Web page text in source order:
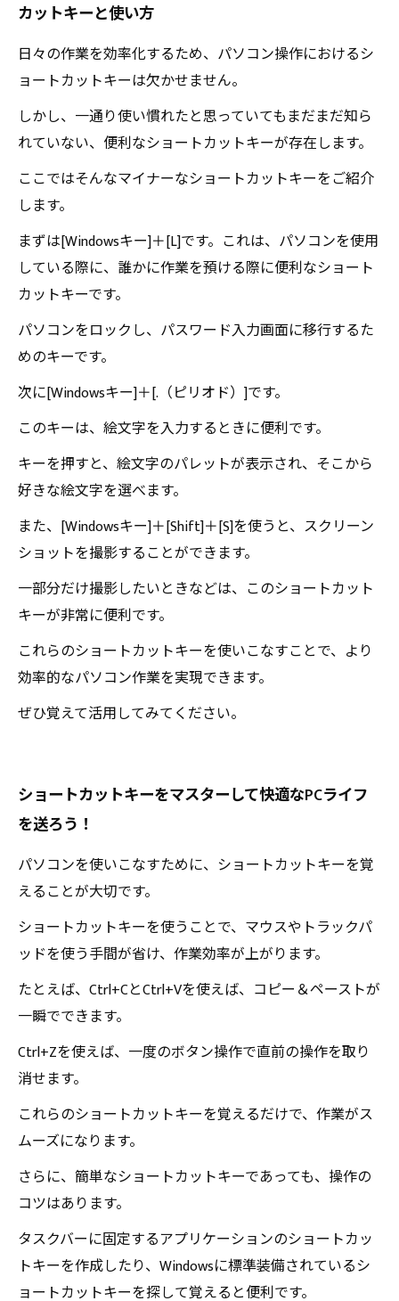
カットキーと使い方
日々の作業を効率化するため、パソコン操作におけるシ
ョートカットキーは欠かせません。
しかし、一通り使い慣れたと思っていてもまだまだ知ら
れていない、便利なショートカットキーが存在します。
ここではそんなマイナーなショートカットキーをご紹介
します。
まずは[Windowsキー]＋[L]です。これは、パソコンを使用
している際に、誰かに作業を預ける際に便利なショート
カットキーです。
パソコンをロックし、パスワード入力画面に移行するた
めのキーです。
次に[Windowsキー]＋[.（ピリオド）]です。
このキーは、絵文字を入力するときに便利です。
キーを押すと、絵文字のパレットが表示され、そこから
好きな絵文字を選べます。
また、[Windowsキー]＋[Shift]＋[S]を使うと、スクリーン
ショットを撮影することができます。
一部分だけ撮影したいときなどは、このショートカット
キーが非常に便利です。
これらのショートカットキーを使いこなすことで、より
効率的なパソコン作業を実現できます。
ぜひ覚えて活用してみてください。
ショートカットキーをマスターして快適なPCライフ
を送ろう！
パソコンを使いこなすために、ショートカットキーを覚
えることが大切です。
ショートカットキーを使うことで、マウスやトラックパ
ッドを使う手間が省け、作業効率が上がります。
たとえば、Ctrl+CとCtrl+Vを使えば、コピー＆ペーストが
一瞬でできます。
Ctrl+Zを使えば、一度のボタン操作で直前の操作を取り
消せます。
これらのショートカットキーを覚えるだけで、作業がス
ムーズになります。
さらに、簡単なショートカットキーであっても、操作の
コツはあります。
タスクバーに固定するアプリケーションのショートカッ
トキーを作成したり、Windowsに標準装備されているシ
ョートカットキーを探して覚えると便利です。